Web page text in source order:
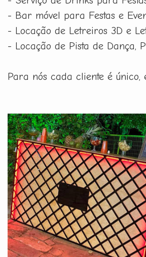
- Bar móvel para Festas e
- Locação de Letreiros 3D e
- Locação de Pista de Dança,
Para nós cada cliente é único,